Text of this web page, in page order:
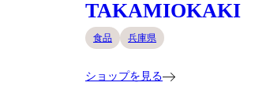
TAKAMIOKAKI
食品 兵庫県
ショップを見る